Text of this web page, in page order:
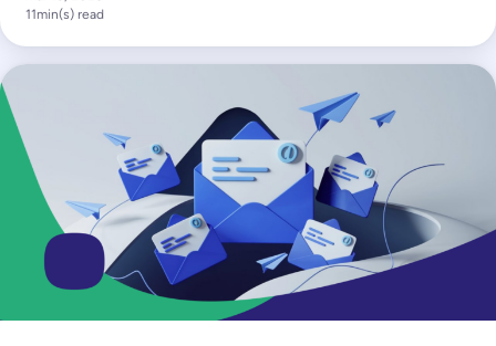
11min(s) read